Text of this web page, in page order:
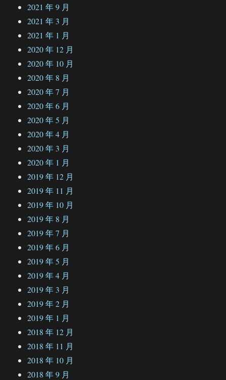
2021 年 9 月
2021 年 3 月
2021 年 1 月
2020 年 12 月
2020 年 10 月
2020 年 8 月
2020 年 7 月
2020 年 6 月
2020 年 5 月
2020 年 4 月
2020 年 3 月
2020 年 1 月
2019 年 12 月
2019 年 11 月
2019 年 10 月
2019 年 8 月
2019 年 7 月
2019 年 6 月
2019 年 5 月
2019 年 4 月
2019 年 3 月
2019 年 2 月
2019 年 1 月
2018 年 12 月
2018 年 11 月
2018 年 10 月
2018 年 9 月